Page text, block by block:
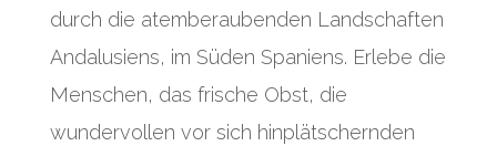
durch die atemberaubenden Landschaften
Andalusiens, im Süden Spaniens. Erlebe die
Menschen, das frische Obst, die
wundervollen vor sich hinplätschernden